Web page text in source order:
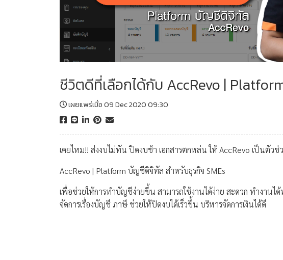
ชีวิตดีที่เลือกได้กับ AccRevo |
เผยแพร่เมื่อ 09 Dec 2020 09:30
เคยไหม!! ส่งงบไม่ทัน ปิดงบช้า เอกสารตกหล่น ให้ AccRevo เป็นตัว
AccRevo | Platform บัญชีดิจิทัล สำหรับธุรกิจ SMEs
เพื่อช่วยให้การทำบัญชีง่ายขึ้น สามารถใช้งานได้ง่าย สะดวก ทำงานไ
จัดการเรื่องบัญชี ภาษี ช่วยให้ปิดงบได้เร็วขึ้น บริหารจัดการเงินได้ดี